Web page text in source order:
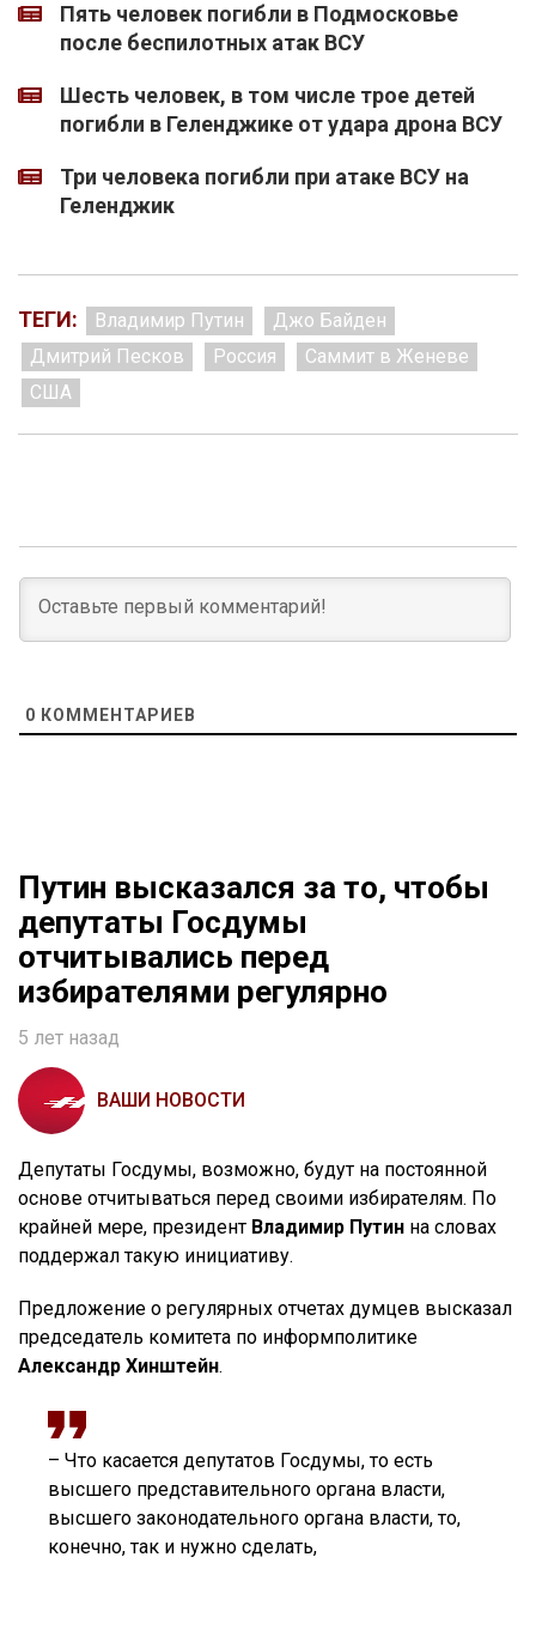
Пять человек погибли в Подмосковье
после беспилотных атак ВСУ
Шесть человек, в том числе трое детей
погибли в Геленджике от удара дрона ВСУ
Три человека погибли при атаке ВСУ на
Геленджик
ТЕГИ: Владимир Путин
Джо Байден
Дмитрий Песков
Россия
Саммит в Женеве
США
0 КОММЕНТАРИЕВ
Путин высказался за то, чтобы
депутаты Госдумы
отчитывались перед
избирателями регулярно
5 лет назад
ВАШИ НОВОСТИ
Депутаты Госдумы, возможно, будут на постоянной
основе отчитываться перед своими избирателям. По
крайней мере, президент Владимир Путин на словах
поддержал такую инициативу.
Предложение о регулярных отчетах думцев высказал
председатель комитета по информполитике
Александр Хинштейн.
– Что касается депутатов Госдумы, то есть
высшего представительного органа власти,
высшего законодательного органа власти, то,
конечно, так и нужно сделать,